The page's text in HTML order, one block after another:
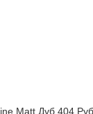
Matt Дуб 404